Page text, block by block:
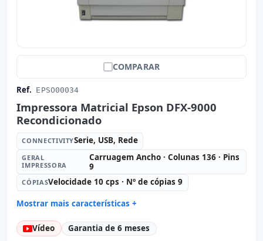
COMPARAR
Ref. EPSO00034
Impressora Matricial Epson DFX-9000
Recondicionado
CONNECTIVITYSerie, USB, Rede
GERAL
IMPRESSORA
Carruagem Ancho · Colunas 136 · Pins
9
CÓPIASVelocidade 10 cps · Nº de cópias 9
Mostrar mais características +
Geral impressora: Carruagem Ancho · Colunas 136 ·
Pins 9
Vídeo Garantia de 6 meses